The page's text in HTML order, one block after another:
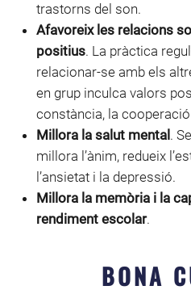
trastorns del son.
Afavoreix les relacions
positius. La pràctica
relacionar-se amb els
en grup inculca valors
constància, la
Millora la salut mental .
millora l’ànim, redueix
l’ansietat i la depressió.
Millora la memòria i la
rendiment escolar.
BONA